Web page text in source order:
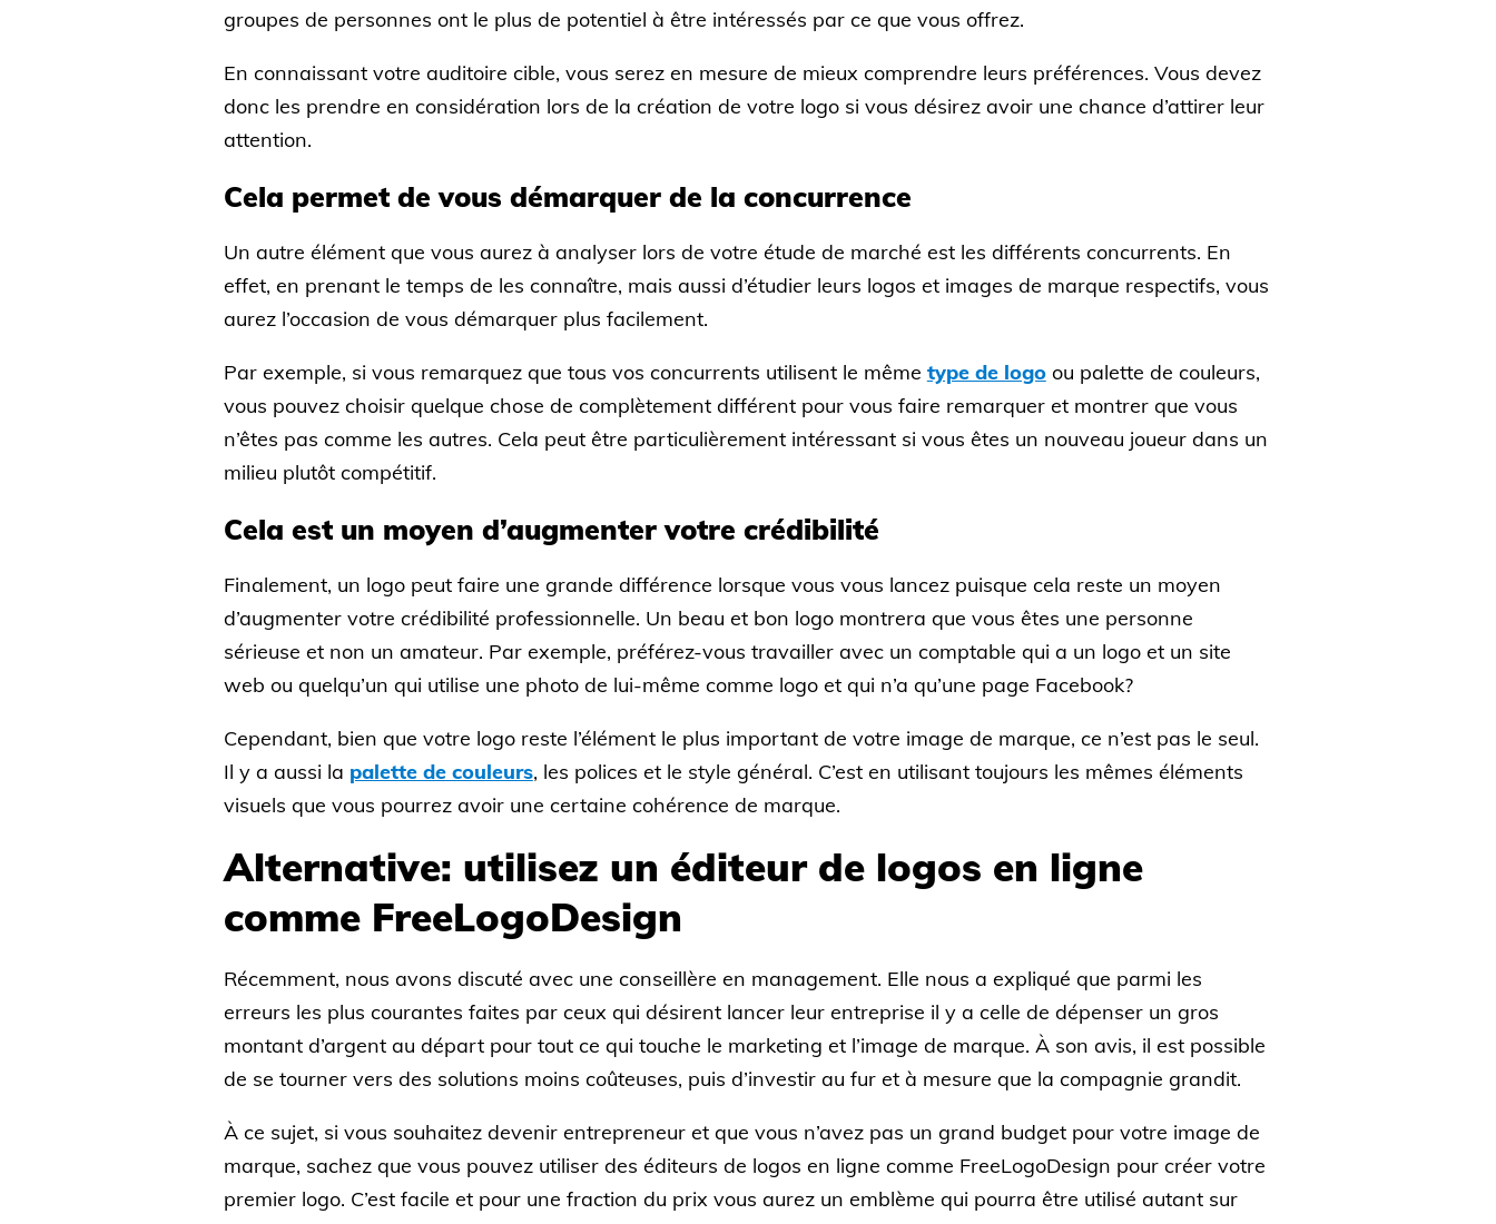
groupes de personnes ont le plus de potentiel à être intéressés par ce que vous offrez.
En connaissant votre auditoire cible, vous serez en mesure de mieux comprendre leurs préférences. Vous devez
donc les prendre en considération lors de la création de votre logo si vous désirez avoir une chance d’attirer leur
attention.
Cela permet de vous démarquer de la concurrence
Un autre élément que vous aurez à analyser lors de votre étude de marché est les différents concurrents. En
effet, en prenant le temps de les connaître, mais aussi d’étudier leurs logos et images de marque respectifs, vous
aurez l’occasion de vous démarquer plus facilement.
Par exemple, si vous remarquez que tous vos concurrents utilisent le même type de logoou palette de couleurs,
vous pouvez choisir quelque chose de complètement différent pour vous faire remarquer et montrer que vous
n’êtes pas comme les autres. Cela peut être particulièrement intéressant si vous êtes un nouveau joueur dans un
milieu plutôt compétitif.
Cela est un moyen d’augmenter votre crédibilité
Finalement, un logo peut faire une grande différence lorsque vous vous lancez puisque cela reste un moyen
d’augmenter votre crédibilité professionnelle. Un beau et bon logo montrera que vous êtes une personne
sérieuse et non un amateur. Par exemple, préférez-vous travailler avec un comptable qui a un logo et un site
web ou quelqu’un qui utilise une photo de lui-même comme logo et qui n’a qu’une page Facebook?
Cependant, bien que votre logo reste l’élément le plus important de votre image de marque, ce n’est pas le seul.
Il y a aussi la palette de couleurs, les polices et le style général. C’est en utilisant toujours les mêmes éléments
visuels que vous pourrez avoir une certaine cohérence de marque.
Alternative: utilisez un éditeur de logos en ligne
comme FreeLogoDesign
Récemment, nous avons discuté avec une conseillère en management. Elle nous a expliqué que parmi les
erreurs les plus courantes faites par ceux qui désirent lancer leur entreprise il y a celle de dépenser un gros
montant d’argent au départ pour tout ce qui touche le marketing et l’image de marque. À son avis, il est possible
de se tourner vers des solutions moins coûteuses, puis d’investir au fur et à mesure que la compagnie grandit.
À ce sujet, si vous souhaitez devenir entrepreneur et que vous n’avez pas un grand budget pour votre image de
marque, sachez que vous pouvez utiliser des éditeurs de logos en ligne comme FreeLogoDesign pour créer votre
premier logo. C’est facile et pour une fraction du prix vous aurez un emblème qui pourra être utilisé autant sur